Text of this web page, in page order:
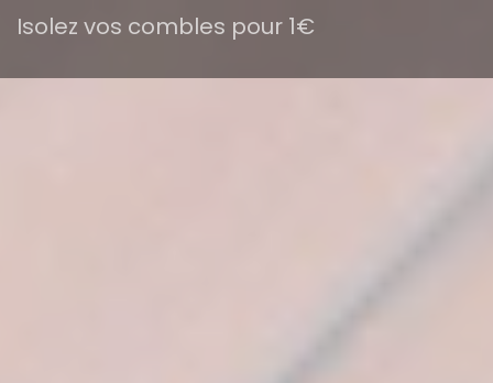
Isolez vos combles pour 1€